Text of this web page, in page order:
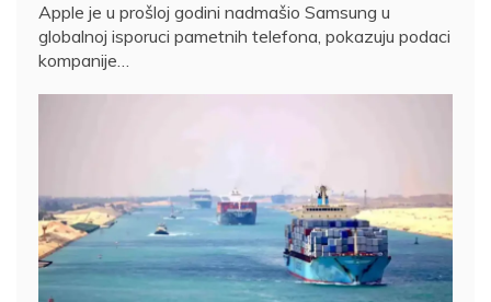
Apple je u prošloj godini nadmašio Samsung u
globalnoj isporuci pametnih telefona, pokazuju podaci
kompanije…